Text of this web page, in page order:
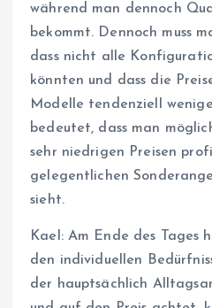
während man dennoch
bekommt. Dennoch muss
dass nicht alle
könnten und dass die
Modelle tendenziell
bedeutet, dass man
sehr niedrigen Preisen
gelegentlichen
sieht.
Kael: Am Ende des Tages
den individuellen
der hauptsächlich